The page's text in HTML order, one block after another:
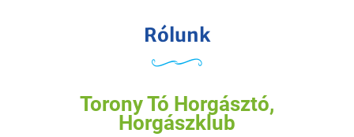
Rólunk
Torony Tó Horgásztó,
Horgászklub